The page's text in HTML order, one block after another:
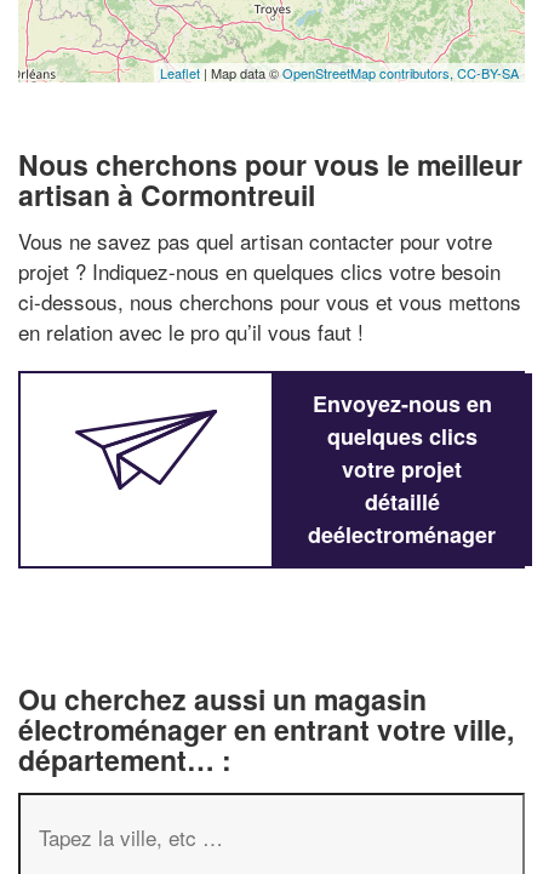
Leaflet | Map data ©OpenStreetMap contributors, CC-BY-SA
Nous cherchons pour vous le meilleur
artisan à Cormontreuil
Vous ne savez pas quel artisan contacter pour votre
projet ? Indiquez-nous en quelques clics votre besoin
ci-dessous, nous cherchons pour vous et vous mettons
en relation avec le pro qu’il vous faut !
Envoyez-nous en
quelques clics
votre projet
détaillé
deélectroménager
Ou cherchez aussi un magasin
électroménager en entrant votre ville,
département… :